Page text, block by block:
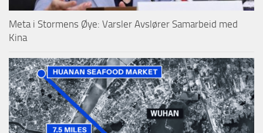
Meta i Stormens Øye: Varsler Avslører Samarbeid med
Kina